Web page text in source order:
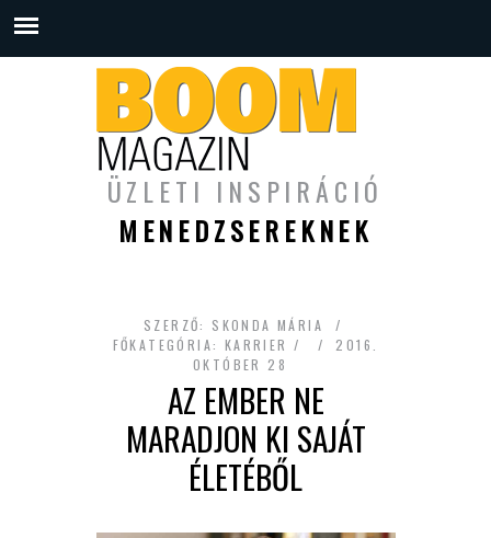
ÜZLETI INSPIRÁCIÓ
MENEDZSEREKNEK
SZERZŐ: SKONDA MÁRIA
FŐKATEGÓRIA: KARRIER
2016.
OKTÓBER 28
AZ EMBER NE
MARADJON KI SAJÁT
ÉLETÉBŐL